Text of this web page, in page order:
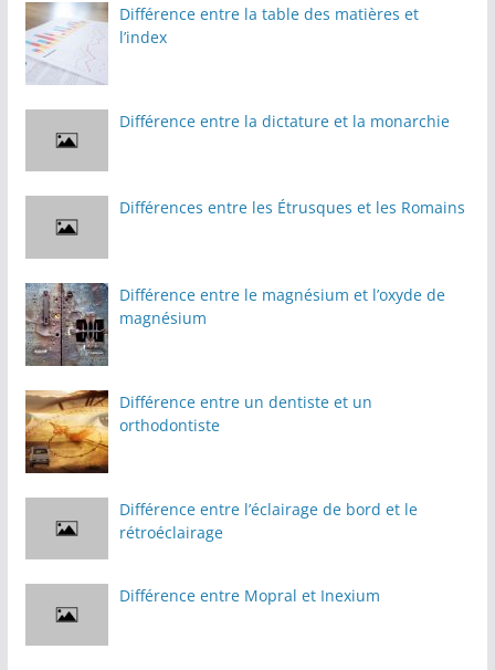
Différence entre la table des matières et
l’index
Différence entre la dictature et la monarchie
Différences entre les Étrusques et les Romains
Différence entre le magnésium et l’oxyde de
magnésium
Différence entre un dentiste et un
orthodontiste
Différence entre l’éclairage de bord et le
rétroéclairage
Différence entre Mopral et Inexium